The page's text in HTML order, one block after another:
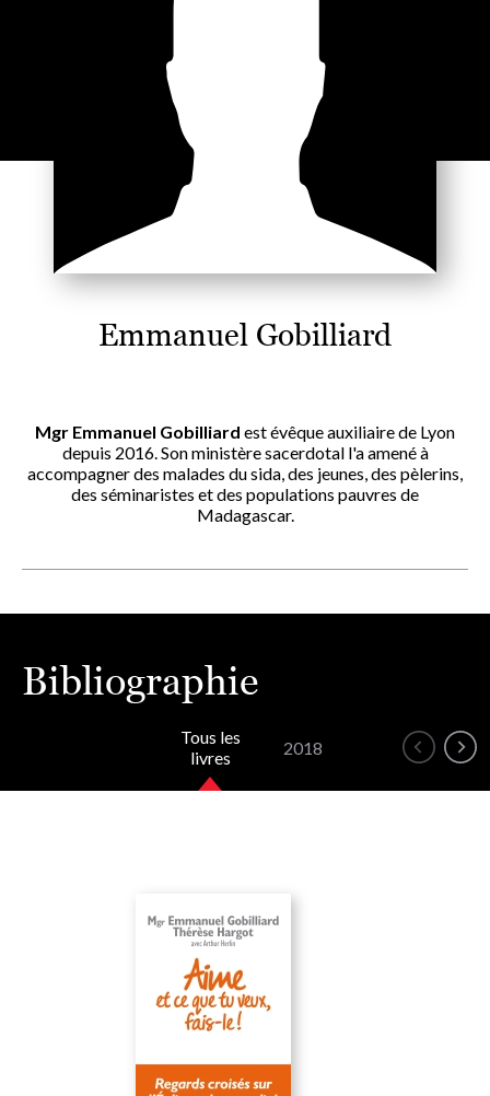
Emmanuel Gobilliard
Mgr Emmanuel Gobilliard est évêque auxiliaire de Lyon
depuis 2016. Son ministère sacerdotal l'a amené à
accompagner des malades du sida, des jeunes, des pèlerins,
des séminaristes et des populations pauvres de
Madagascar.
Bibliographie
Tous les
livres
2018